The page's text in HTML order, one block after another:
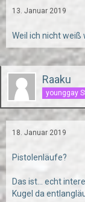
13. Januar 2019
Weil ich nicht
Raaku
younggay
18. Januar 2019
Pistolenläufe?
Das ist... echt
Kugel da